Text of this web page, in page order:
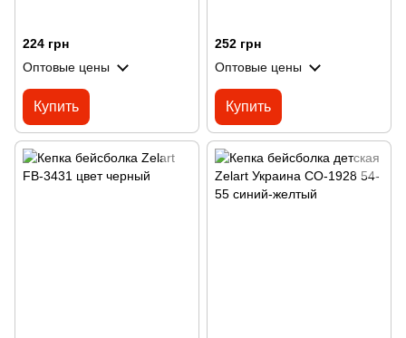
224 грн
Оптовые цены
Купить
252 грн
Оптовые цены
Купить